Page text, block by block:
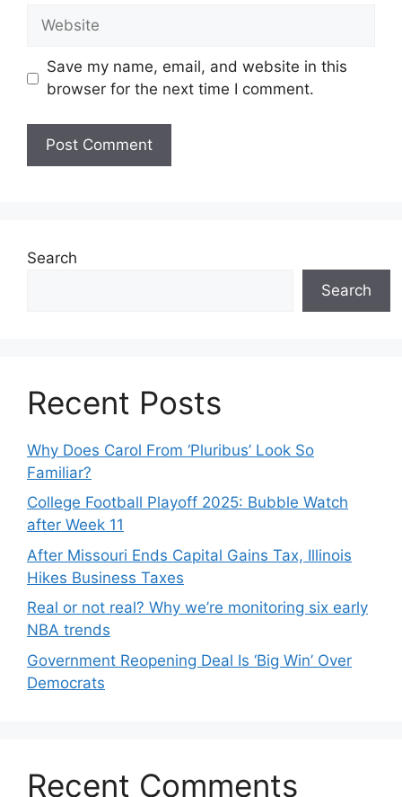
Website
Save my name, email, and website in this
browser for the next time I comment.
Search
Search
Recent Posts
Why Does Carol From ‘Pluribus’ Look So
Familiar?
College Football Playoff 2025: Bubble Watch
after Week 11
After Missouri Ends Capital Gains Tax, Illinois
Hikes Business Taxes
Real or not real? Why we’re monitoring six early
NBA trends
Government Reopening Deal Is ‘Big Win’ Over
Democrats
Recent Comments